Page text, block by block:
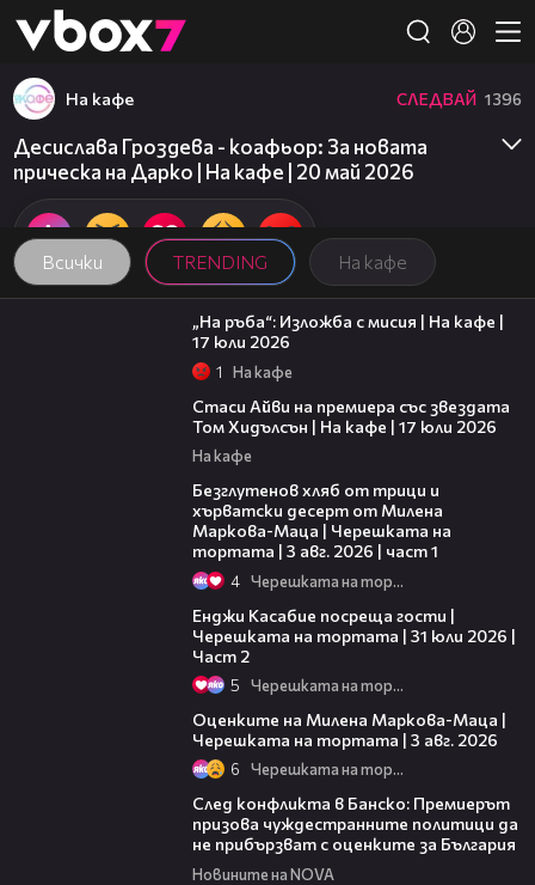
👾
Всички TRENDING На кафе
На кафе СЛЕДВАЙ 1396
Десислава Гроздева - коафьор: За новата
прическа на Дарко | На кафе | 20 май 2026
09:09
„На ръба“: Изложба с мисия | На кафе |
17 юли 2026
1 На кафе
Стаси Айви на премиера със звездата
Том Хидълсън | На кафе | 17 юли 2026
На кафе
Безглутенов хляб от трици и
хърватски десерт от Милена
Маркова-Маца | Черешката на
тортата | 3 авг. 2026 | част 1
4 Черешката на тортата
Енджи Касабие посреща гости |
Черешката на тортата | 31 юли 2026 |
Част 2
5 Черешката на тортата
Оценките на Милена Маркова-Маца |
Черешката на тортата | 3 авг. 2026
6 Черешката на тортата
След конфликта в Банско: Премиерът
призова чуждестранните политици да
не прибързват с оценките за България
Новините на NOVA